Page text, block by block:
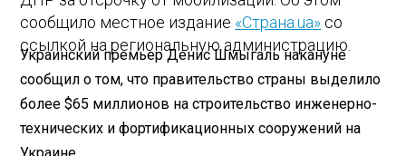
сообщило местное издание «Страна.ua» со
ссылкой на региональную администрацию.
Украинский премьер Денис Шмыгаль накануне
сообщил о том, что правительство страны выделило
более $65 миллионов на строительство инженерно-
технических и фортификационных сооружений на